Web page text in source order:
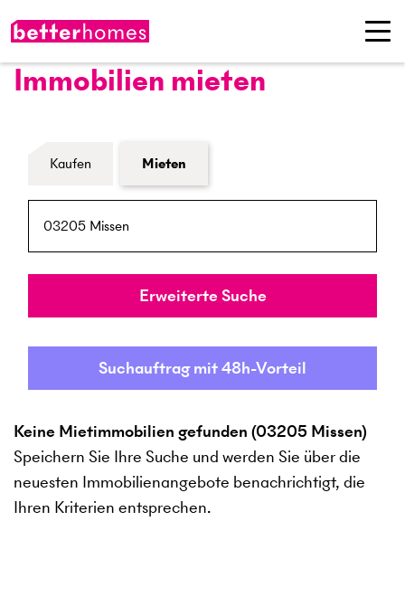
Immobilien mieten
Formular Immobiliensuche
Kaufen Mieten
Umkreis
Erweiterte Suche
Suchauftrag mit 48h-Vorteil
Keine Mietimmobilien gefunden (03205 Missen)
Speichern Sie Ihre Suche und werden Sie über die
neuesten Immobilienangebote benachrichtigt, die
Ihren Kriterien entsprechen.